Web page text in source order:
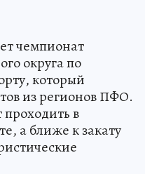
чемпионат
округа по
который
из регионов ПФО.
в
а ближе к закату